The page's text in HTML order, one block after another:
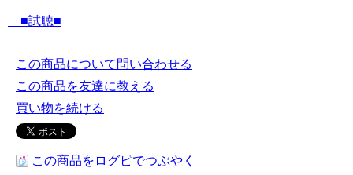
■試聴■
この商品について問い合わせる
この商品を友達に教える
買い物を続ける
この商品をログピでつぶやく